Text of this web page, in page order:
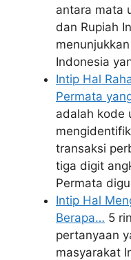
antara mata
dan Rupiah
Indonesia
Intip Hal
Permata
adalah kode
transaksi
tiga digit
Permata
Intip Hal
Berapa… 5
pertanyaan
masyarakat